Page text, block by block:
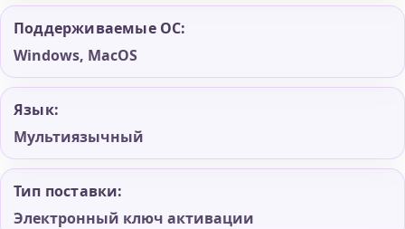
Поддерживаемые ОС:
Windows, MacOS
Язык:
Мультиязычный
Тип поставки:
Электронный ключ активации